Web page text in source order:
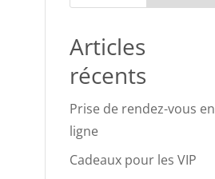
Articles
récents
Prise de rendez-vous en
ligne
Cadeaux pour les VIP